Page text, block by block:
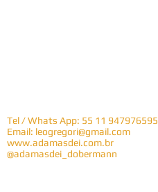
Tel / Whats App: 55 11 947976595
Email: leogregori@gmail.com
www.adamasdei.com.br
@adamasdei_dobermann